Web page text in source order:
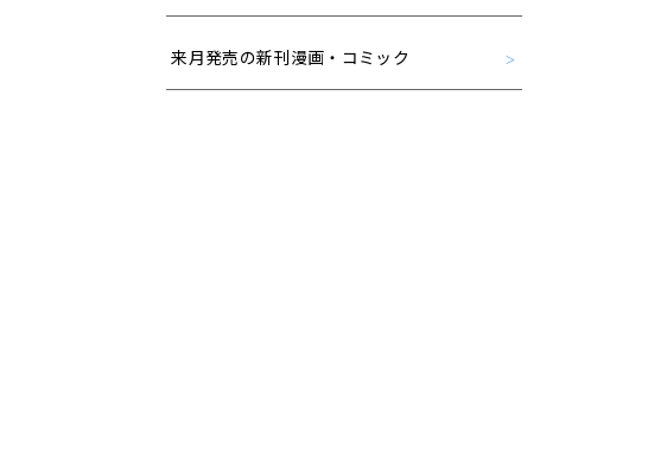
来月発売の新刊漫画・コミック